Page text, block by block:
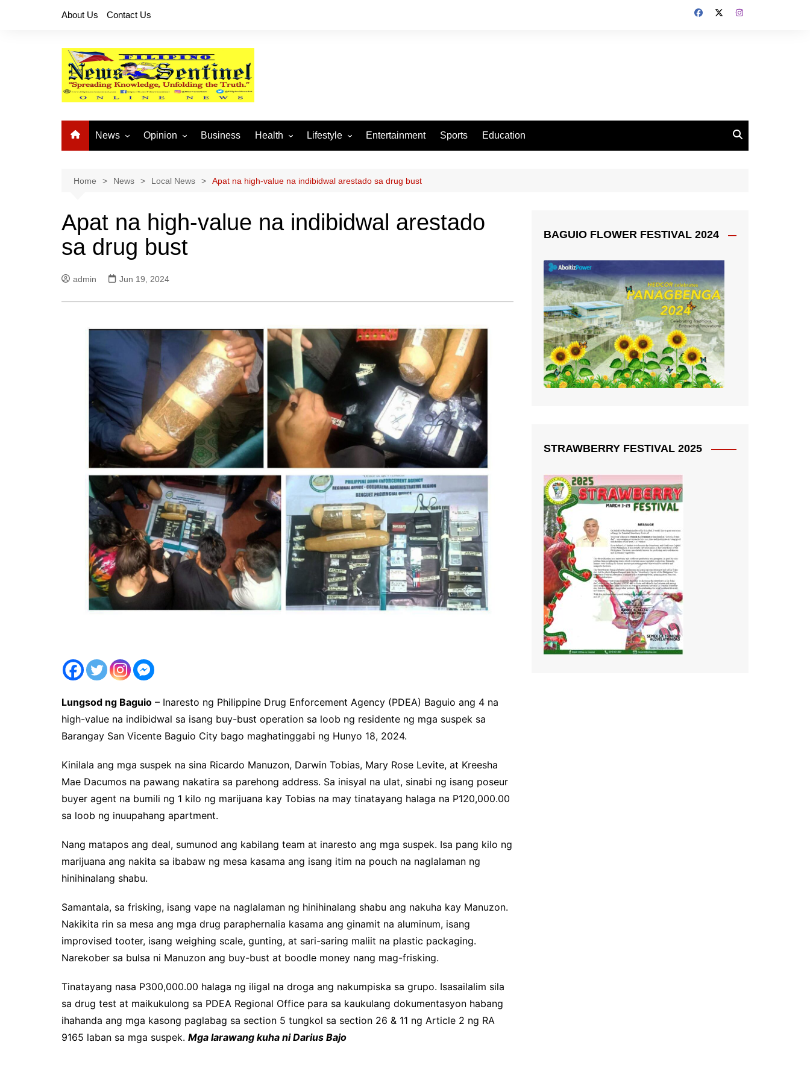
About Us Contact Us
News
National News
Provincial News
Opinion
Buhay OFW
Business Health Lifestyle
Arts and Crafts
Fashion
Entertainment Sports Education
Home News Local News Apat na high-value na indibidwal arestado sa drug bust
Apat na high-value na indibidwal arestado
sa drug bust
admin Jun 19, 2024
Lungsod ng Baguio – Inaresto ng Philippine Drug Enforcement Agency (PDEA) Baguio ang 4 na
high-value na indibidwal sa isang buy-bust operation sa loob ng residente ng mga suspek sa
Barangay San Vicente Baguio City bago maghatinggabi ng Hunyo 18, 2024.
Kinilala ang mga suspek na sina Ricardo Manuzon, Darwin Tobias, Mary Rose Levite, at Kreesha
Mae Dacumos na pawang nakatira sa parehong address. Sa inisyal na ulat, sinabi ng isang poseur
buyer agent na bumili ng 1 kilo ng marijuana kay Tobias na may tinatayang halaga na P120,000.00
sa loob ng inuupahang apartment.
Nang matapos ang deal, sumunod ang kabilang team at inaresto ang mga suspek. Isa pang kilo ng
marijuana ang nakita sa ibabaw ng mesa kasama ang isang itim na pouch na naglalaman ng
hinihinalang shabu.
Samantala, sa frisking, isang vape na naglalaman ng hinihinalang shabu ang nakuha kay Manuzon.
Nakikita rin sa mesa ang mga drug paraphernalia kasama ang ginamit na aluminum, isang
improvised tooter, isang weighing scale, gunting, at sari-saring maliit na plastic packaging.
Narekober sa bulsa ni Manuzon ang buy-bust at boodle money nang mag-frisking.
Tinatayang nasa P300,000.00 halaga ng iligal na droga ang nakumpiska sa grupo. Isasailalim sila
sa drug test at maikukulong sa PDEA Regional Office para sa kaukulang dokumentasyon habang
ihahanda ang mga kasong paglabag sa section 5 tungkol sa section 26 & 11 ng Article 2 ng RA
9165 laban sa mga suspek. Mga larawang kuha ni Darius Bajo
BAGUIO FLOWER FESTIVAL 2024
STRAWBERRY FESTIVAL 2025